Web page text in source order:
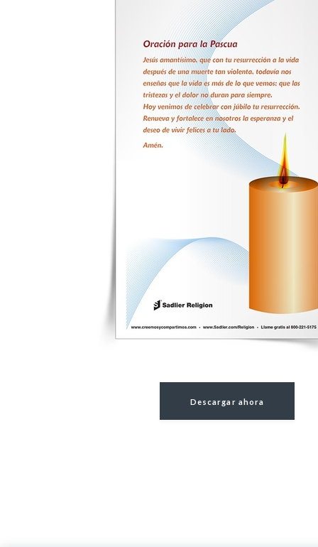
Descargar ahora